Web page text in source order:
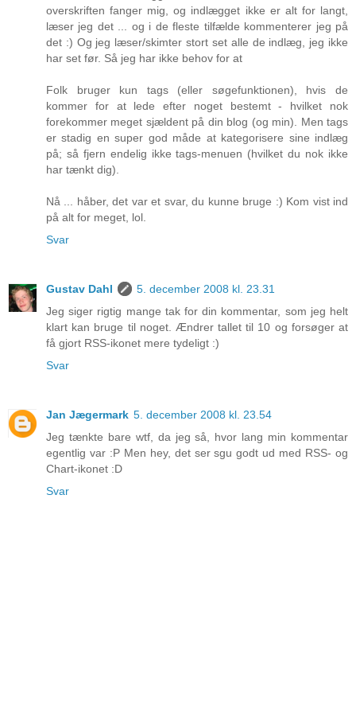
overskriften fanger mig, og indlægget ikke er alt for langt,
læser jeg det ... og i de fleste tilfælde kommenterer jeg på
det :) Og jeg læser/skimter stort set alle de indlæg, jeg ikke
har set før. Så jeg har ikke behov for at
Folk bruger kun tags (eller søgefunktionen), hvis de
kommer for at lede efter noget bestemt - hvilket nok
forekommer meget sjældent på din blog (og min). Men tags
er stadig en super god måde at kategorisere sine indlæg
på; så fjern endelig ikke tags-menuen (hvilket du nok ikke
har tænkt dig).
Nå ... håber, det var et svar, du kunne bruge :) Kom vist ind
på alt for meget, lol.
Svar
Gustav Dahl
5. december 2008 kl. 23.31
Jeg siger rigtig mange tak for din kommentar, som jeg helt
klart kan bruge til noget. Ændrer tallet til 10 og forsøger at
få gjort RSS-ikonet mere tydeligt :)
Svar
Jan Jægermark 5. december 2008 kl. 23.54
Jeg tænkte bare wtf, da jeg så, hvor lang min kommentar
egentlig var :P Men hey, det ser sgu godt ud med RSS- og
Chart-ikonet :D
Svar